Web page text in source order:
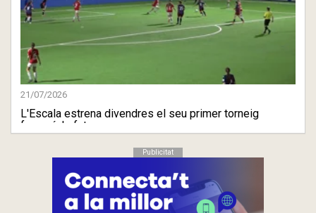
21/07/2026
L'Escala estrena divendres el seu primer torneig
femení de fut ...
Publicitat